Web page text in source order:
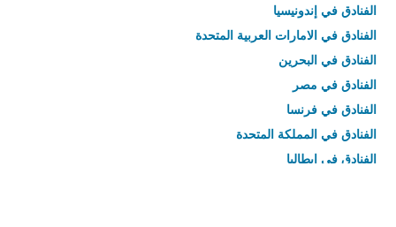
الفنادق في إندونيسيا
الفنادق في الامارات العربية المتحدة
الفنادق في البحرين
الفنادق في مصر
الفنادق في فرنسا
الفنادق في المملكة المتحدة
الفنادق في إيطاليا